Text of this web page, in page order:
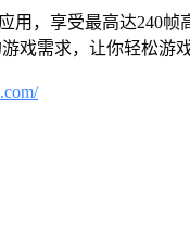
用，享受最高达240帧
戏需求，让你轻松游